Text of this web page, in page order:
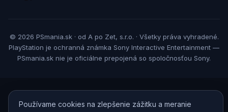
Používame cookies na zlepšenie zážitku a meranie
© 2026 PSmania.sk · od A po Zet, s.r.o. · Všetky práva vyhradené.
PlayStation je ochranná známka Sony Interactive Entertainment —
PSmania.sk nie je oficiálne prepojená so spoločnosťou Sony.